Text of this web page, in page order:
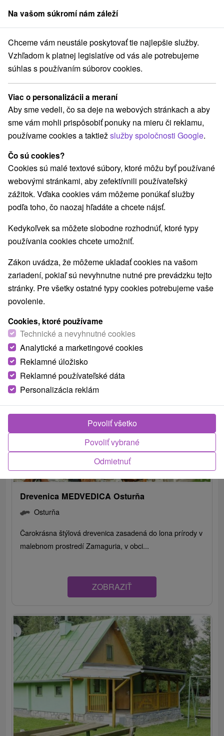
člen skupinySorger
Drevenice Východné Slovensko
Najlepšie hodnotené drevenice na
Východnom Slovensku
Kategórie
Všetky kategórie
Hotely(92) Apartmány(274)
Chaty na prenájom
Motely(1) Penzióny(281) Priváty(129)
Ubytovne(21)
Vyberte lokalitu alebo termín
Obce a mesta
Ždiar(26) Jezersko(13) Zobraziť všetky
NAJLACNEJŠIE NAJDRAHŠIE PODĽA HODNOTENÍ
Drevenica MEDVEDICA Osturňa
Osturňa
Čarokrásna štýlová drevenica zasadená do lona prírody v
malebnom prostredí Zamaguria, v obci...
ZOBRAZIŤ
Na vašom súkromí nám záleží
Chceme vám neustále poskytovať tie najlepšie služby.
Vzhľadom k platnej legislatíve od vás ale potrebujeme
súhlas s používaním súborov cookies.
Viac o personalizácii a meraní
Aby sme vedeli, čo sa deje na webových stránkach a aby
sme vám mohli prispôsobiť ponuky na mieru či reklamu,
používame cookies a taktiežslužby spoločnosti Google.
Čo sú cookies?
Cookies sú malé textové súbory, ktoré môžu byť používané
webovými stránkami, aby zefektívnili používateľský
zážitok. Vďaka cookies vám môžeme ponúkať služby
podľa toho, čo naozaj hľadáte a chcete nájsť.
Kedykoľvek sa môžete slobodne rozhodnúť, ktoré typy
používania cookies chcete umožniť.
Zákon uvádza, že môžeme ukladať cookies na vašom
zariadení, pokiaľ sú nevyhnutne nutné pre prevádzku tejto
stránky. Pre všetky ostatné typy cookies potrebujeme vaše
povolenie.
Cookies, ktoré používame
Technické a nevyhnutné cookies
Analytické a marketingové cookies
Reklamné úložisko
Reklamné používateľské dáta
Personalizácia reklám
Odmietnuť
Povoliť vybrané
Povoliť všetko